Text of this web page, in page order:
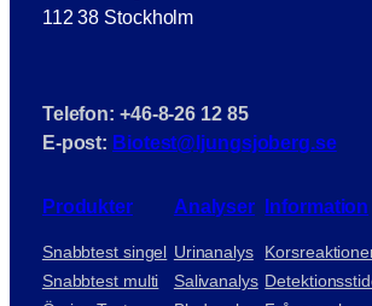
112 38 Stockholm
Telefon: +46-8-26 12 85
E-post: Biotest@ljungsjoberg.se
Produkter
Snabbtest singel
Snabbtest multi
Analyser
Urinanalys
Salivanalys
Information